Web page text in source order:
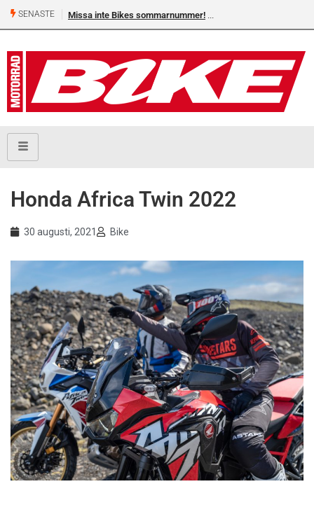
SENASTE Missa inte Bikes sommarnummer!
Honda Africa Twin 2022
30 augusti, 2021 Bike